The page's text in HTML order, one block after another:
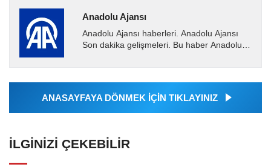
Anadolu Ajansı
Anadolu Ajansı haberleri. Anadolu Ajansı
Son dakika gelişmeleri. Bu haber Anadolu
Ajansı tarafından...
ANASAYFAYA DÖNMEK İÇİN TIKLAYINIZ
İLGINIZI ÇEKEBILIR